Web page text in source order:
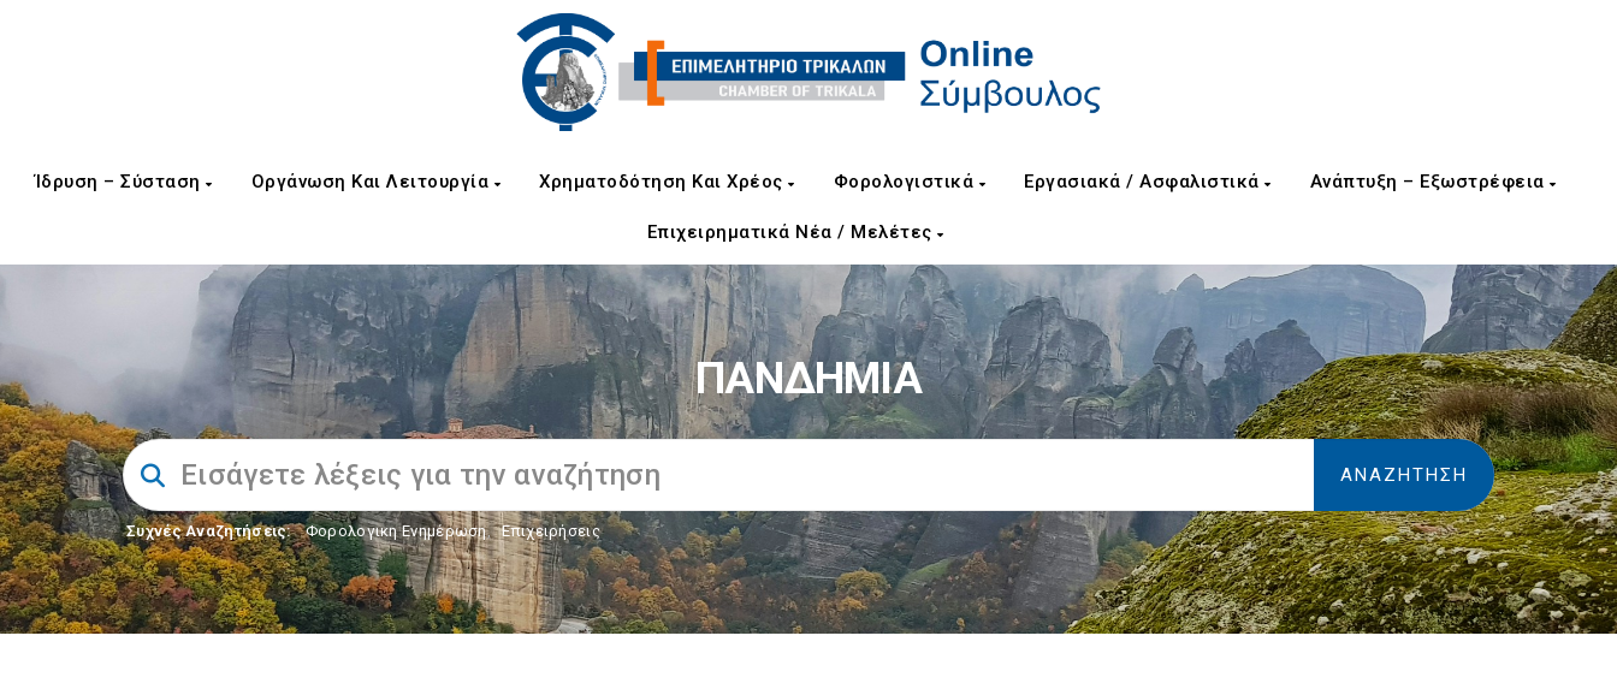
Ίδρυση – Σύσταση Οργάνωση Και Λειτουργία Χρηματοδότηση Και Χρέος Φορολογιστικά Εργασιακά / Ασφαλιστικά Ανάπτυξη – Εξωστρέφεια
Επιχειρηματικά Νέα / Μελέτες
ΠΑΝΔΗΜΙΑ
Συχνές Αναζητήσεις: Φορολογικη Ενημέρωση, Επιχειρήσεις